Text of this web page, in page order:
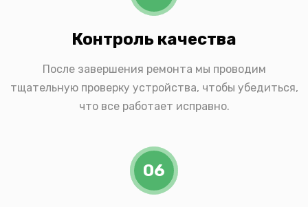
Контроль качества
После завершения ремонта мы проводим
тщательную проверку устройства, чтобы убедиться,
что все работает исправно.
06